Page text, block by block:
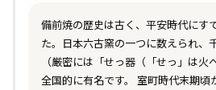
備前焼の歴史は古く、平安時代にす
た。日本六古窯の一つに数えられ、
（厳密には「せっ器（「せっ」は火
全国的に有名です。 室町時代末期頃